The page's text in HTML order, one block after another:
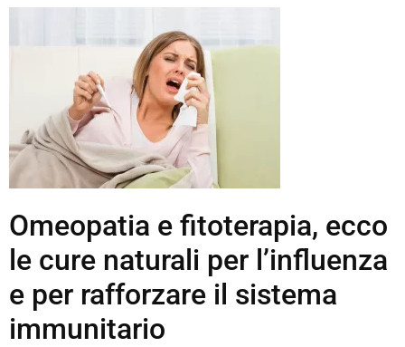
Omeopatia e fitoterapia, ecco
le cure naturali per l’influenza
e per rafforzare il sistema
immunitario